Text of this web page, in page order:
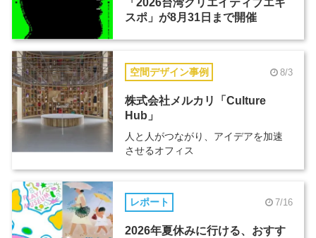
「2026台湾クリエイティブエキ
スポ」が8月31日まで開催
空間デザイン事例 8/3
株式会社メルカリ「Culture
Hub」
人と人がつながり、アイデアを加速
させるオフィス
レポート 7/16
2026年夏休みに行ける、おすす